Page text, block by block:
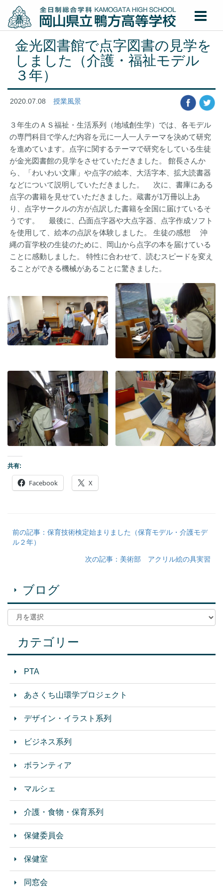
金光図書館で点字図書の見学を
しました（介護・福祉モデル
３年）
2020.07.08 授業風景
３年生のＡＳ福祉・生活系列（地域創生学）では、各モデル
の専門科目で学んだ内容を元に一人一人テーマを決めて研究
を進めています。点字に関するテーマで研究をしている生徒
が金光図書館の見学をさせていただきました。 館長さんか
ら、「わいわい文庫」や点字の絵本、大活字本、拡大読書器
などについて説明していただきました。 次に、書庫にある
点字の書籍を見せていただきました。蔵書が1万冊以上あ
り、点字サークルの方が点訳した書籍を全国に届けているそ
うです。 最後に、凸面点字器や大点字器、点字作成ソフト
を使用して、絵本の点訳を体験しました。 生徒の感想 沖
縄の盲学校の生徒のために、岡山から点字の本を届けている
ことに感動しました。 特性に合わせて、読むスピードを変え
ることができる機械があることに驚きました。
共有:
Facebook X
前の記事：保育技術検定始まりました（保育モデル・介護モデ
ル２年）
次の記事：美術部 アクリル絵の具実習
ブログ
カテゴリー
PTA
あさくち山環学プロジェクト
デザイン・イラスト系列
ビジネス系列
ボランティア
マルシェ
介護・食物・保育系列
保健委員会
保健室
同窓会